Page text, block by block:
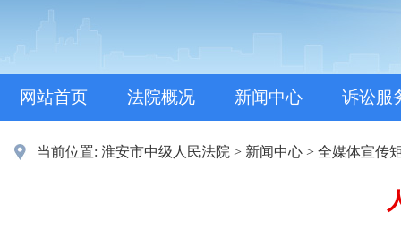
网站首页 法院概况 新闻中心 诉讼服
当前位置: 淮安市中级人民法院 > 新闻中心 > 全媒体宣传